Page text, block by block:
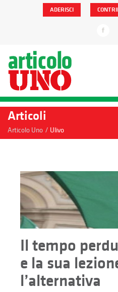
ADERISCI
Articoli
Articolo Uno / Ulivo
Il tempo
e la sua
l’alternativa